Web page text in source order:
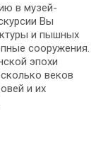
в музей-
Вы
и пышных
сооружения.
эпохи
веков
и их